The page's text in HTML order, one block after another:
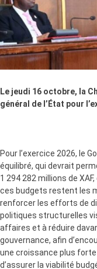
Le jeudi 16 octobre, la
général de l’État pour
Pour l’exercice 2026, le
équilibré, qui devrait
1 294 282 millions de
ces budgets restent les
renforcer les efforts de
politiques structurelles
affaires et à réduire
gouvernance, afin
une croissance plus
d’assurer la viabilité